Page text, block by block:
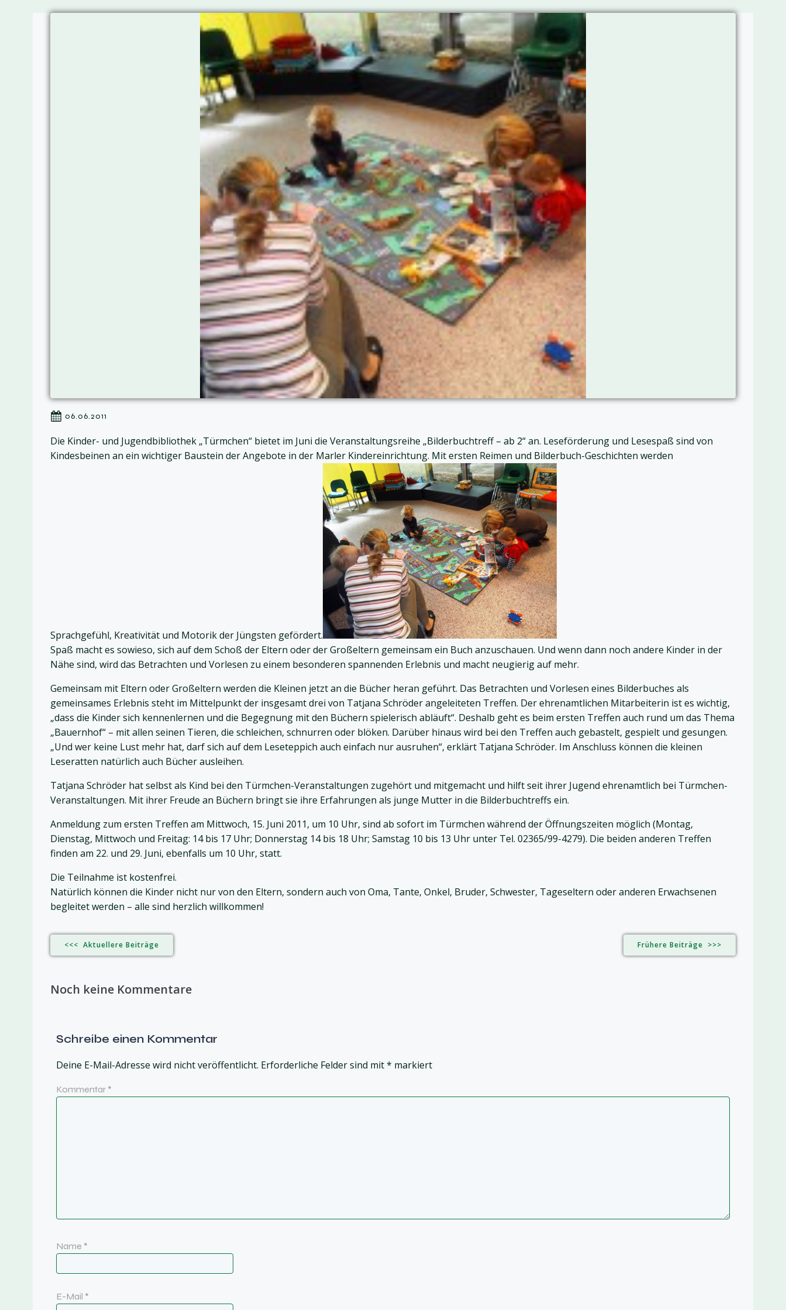
06.06.2011
Die Kinder- und Jugendbibliothek „Türmchen“ bietet im Juni die Veranstaltungsreihe „Bilderbuchtreff – ab 2“ an. Leseförderung und Lesespaß sind von
Kindesbeinen an ein wichtiger Baustein der Angebote in der Marler Kindereinrichtung. Mit ersten Reimen und Bilderbuch-Geschichten werden
Sprachgefühl, Kreativität und Motorik der Jüngsten gefördert.
Spaß macht es sowieso, sich auf dem Schoß der Eltern oder der Großeltern gemeinsam ein Buch anzuschauen. Und wenn dann noch andere Kinder in der
Nähe sind, wird das Betrachten und Vorlesen zu einem besonderen spannenden Erlebnis und macht neugierig auf mehr.
Gemeinsam mit Eltern oder Großeltern werden die Kleinen jetzt an die Bücher heran geführt. Das Betrachten und Vorlesen eines Bilderbuches als
gemeinsames Erlebnis steht im Mittelpunkt der insgesamt drei von Tatjana Schröder angeleiteten Treffen. Der ehrenamtlichen Mitarbeiterin ist es wichtig,
„dass die Kinder sich kennenlernen und die Begegnung mit den Büchern spielerisch abläuft“. Deshalb geht es beim ersten Treffen auch rund um das Thema
„Bauernhof“ – mit allen seinen Tieren, die schleichen, schnurren oder blöken. Darüber hinaus wird bei den Treffen auch gebastelt, gespielt und gesungen.
„Und wer keine Lust mehr hat, darf sich auf dem Leseteppich auch einfach nur ausruhen“, erklärt Tatjana Schröder. Im Anschluss können die kleinen
Leseratten natürlich auch Bücher ausleihen.
Tatjana Schröder hat selbst als Kind bei den Türmchen-Veranstaltungen zugehört und mitgemacht und hilft seit ihrer Jugend ehrenamtlich bei Türmchen-
Veranstaltungen. Mit ihrer Freude an Büchern bringt sie ihre Erfahrungen als junge Mutter in die Bilderbuchtreffs ein.
Anmeldung zum ersten Treffen am Mittwoch, 15. Juni 2011, um 10 Uhr, sind ab sofort im Türmchen während der Öffnungszeiten möglich (Montag,
Dienstag, Mittwoch und Freitag: 14 bis 17 Uhr; Donnerstag 14 bis 18 Uhr; Samstag 10 bis 13 Uhr unter Tel. 02365/99-4279). Die beiden anderen Treffen
finden am 22. und 29. Juni, ebenfalls um 10 Uhr, statt.
Die Teilnahme ist kostenfrei.
Natürlich können die Kinder nicht nur von den Eltern, sondern auch von Oma, Tante, Onkel, Bruder, Schwester, Tageseltern oder anderen Erwachsenen
begleitet werden – alle sind herzlich willkommen!
<<< Aktuellere Beiträge Frühere Beiträge >>>
Noch keine Kommentare
Schreibe einen Kommentar
Deine E-Mail-Adresse wird nicht veröffentlicht. Erforderliche Felder sind mit* markiert
Kommentar *
Name *
E-Mail *